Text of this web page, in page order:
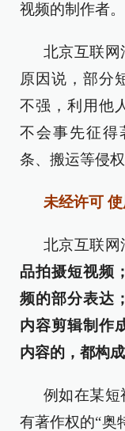
视频的制作者。
北京互联网
原因说，部分
不强，利用他
不会事先征得
条、搬运等侵权
未经许可
北京互联网
品拍摄短视频
频的部分表达
内容剪辑制作
内容的，都构成
例如在某短
有著作权的“奥